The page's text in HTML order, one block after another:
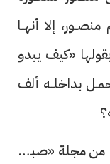
إلا أنهــا
«كيف يبدو
بداخلــه ألف
فى العدد الصـادر بتاريخ ٢٩ مارس ٢٠٢٢ من مجلة «صبـاح